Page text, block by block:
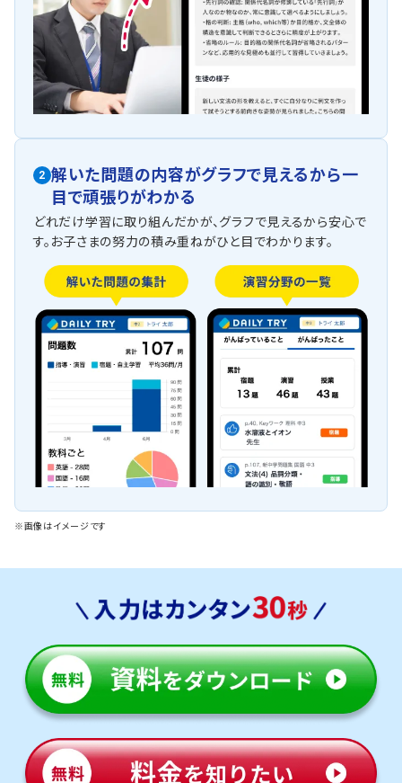
2 解いた問題の内容がグラフで見えるから一
目で頑張りがわかる
どれだけ学習に取り組んだかが、グラフで見えるから安心で
す。お子さまの努力の積み重ねがひと目でわかります。
※画像はイメージです